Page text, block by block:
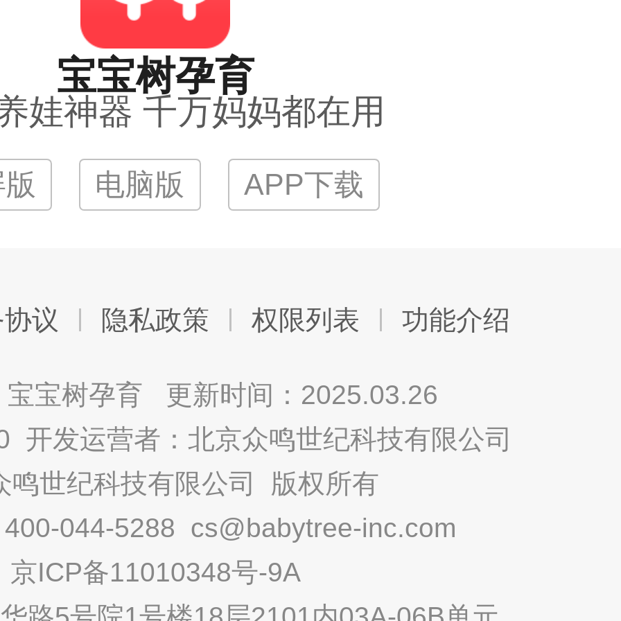
宝宝树孕育
娃神器 千万妈妈都在用
电脑版 APP下载
议 隐私政策 权限列表 功能介绍
宝宝树孕育 更新时间：2025.03.26
开发运营者：北京众鸣世纪科技有限公司
鸣世纪科技有限公司 版权所有
044-5288 cs@babytree-inc.com
京ICP备11010348号-9A